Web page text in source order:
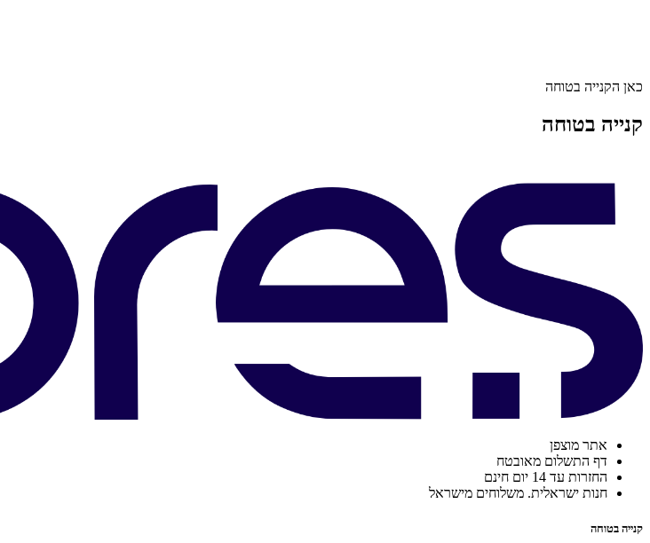
כאן הקנייה בטוחה
קנייה בטוחה
אתר מוצפן
דף התשלום מאובטח
החזרות עד 14 יום חינם
חנות ישראלית. משלוחים מישראל
קנייה בטוחה